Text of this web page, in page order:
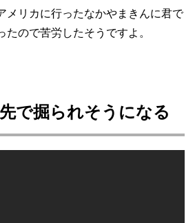
メリカに行ったなかやまきんに君で
ので苦労したそうですよ。
で掘られそうになる